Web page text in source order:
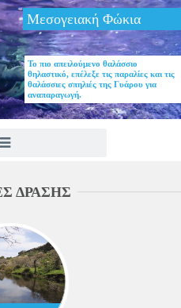
Μεσογειακή Φώκια
Το πιο απειλούμενο θαλάσσιο
θηλαστικό, επέλεξε τις παραλίες και τις
θαλάσσιες σπηλιές της Γυάρου για
αναπαραγωγή.
ΔΡΑΣΗΣ